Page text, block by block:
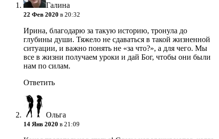
Галина
22 Фев 2020 в 20:32
Ирина, благодарю за такую историю, тронула до
глубины души. Тяжело не сдаваться в такой жизненной
ситуации, и важно понять не «за что?», а для чего. Мы
все в жизни получаем уроки и дай Бог, чтобы они были
нам по силам.
Ответить
Ольга
14 Янв 2020 в 21:09